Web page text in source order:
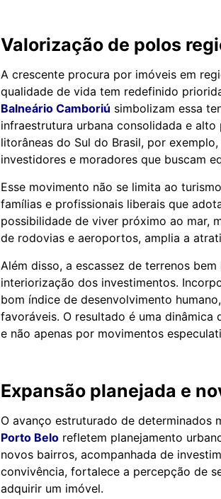
Valorização de polos
A crescente procura por imóveis em
qualidade de vida tem redefinido
Balneário Camboriú simbolizam essa
infraestrutura urbana consolidada e
litorâneas do Sul do Brasil, por
investidores e moradores que buscam
Esse movimento não se limita ao
famílias e profissionais liberais que
possibilidade de viver próximo ao mar,
de rodovias e aeroportos, amplia a
Além disso, a escassez de terrenos
interiorização dos investimentos.
bom índice de desenvolvimento
favoráveis. O resultado é uma
e não apenas por movimentos
Expansão planejada e
O avanço estruturado de determinados
Porto Belo refletem planejamento
novos bairros, acompanhada de
convivência, fortalece a percepção de
adquirir um imóvel.